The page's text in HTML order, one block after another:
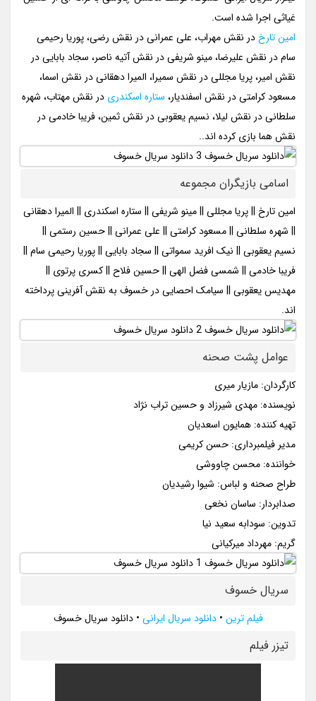
غیاثی اجرا شده است.
امین تارخدر نقش مهراب، علی عمرانی در نقش رضی، پوریا رحیمی
سام در نقش علیرضا، مینو شریفی در نقش آتیه ناصر، سجاد بابایی در
نقش امیر، پریا مجللی در نقش سمیرا، المیرا دهقانی در نقش اسما،
مسعود کرامتی در نقش اسفندیار، ستاره اسکندری در نقش مهتاب، شهره
سلطانی در نقش لیلا، نسیم یعقوبی در نقش ثمین، فریبا خادمی در
نقش هما بازی کرده اند..
اسامی بازیگران مجموعه
امین تارخ || پریا مجللی || مینو شریفی || ستاره اسکندری || المیرا دهقانی
|| شهره سلطانی || مسعود کرامتی || علی عمرانی || حسین رستمی ||
نسیم یعقوبی || نیک افرید سمواتی || سجاد بابایی || پوریا رحیمی سام ||
فریبا خادمی || شمسی فضل الهی || حسین فلاح || کسری پرتوی ||
مهدیس یعقوبی || سیامک احصایی در خسوف به نقش آفرینی پرداخته
اند.
عوامل پشت صحنه
کارگردان: مازیار میری
نویسنده: مهدی شیرزاد و حسین تراب نژاد
تهیه کننده: همایون اسعدیان
مدیر فیلمبرداری: حسن کریمی
خواننده: محسن چاووشی
طراح صحنه و لباس: شیوا رشیدیان
صدابردار: ساسان نخعی
تدوین: سودابه سعید نیا
گریم: مهرداد میرکیانی
سریال خسوف
فیلم ترین •دانلود سریال ایرانی •دانلود سریال خسوف
تيزر فيلم